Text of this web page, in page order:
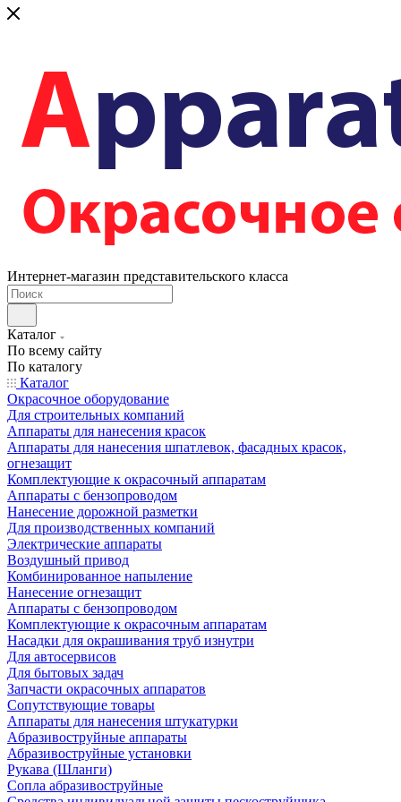
Интернет-магазин представительского класса
Каталог
По всему сайту
По каталогу
Каталог
Окрасочное оборудование
Для строительных компаний
Аппараты для нанесения красок
Аппараты для нанесения шпатлевок, фасадных красок,
огнезащит
Комплектующие к окрасочный аппаратам
Аппараты с бензопроводом
Нанесение дорожной разметки
Для производственных компаний
Электрические аппараты
Воздушный привод
Комбинированное напыление
Нанесение огнезащит
Аппараты с бензопроводом
Комплектующие к окрасочным аппаратам
Насадки для окрашивания труб изнутри
Для автосервисов
Для бытовых задач
Запчасти окрасочных аппаратов
Сопутствующие товары
Аппараты для нанесения штукатурки
Aбразивоструйные аппараты
Абразивоструйные установки
Рукава (Шланги)
Сопла абразивоструйные